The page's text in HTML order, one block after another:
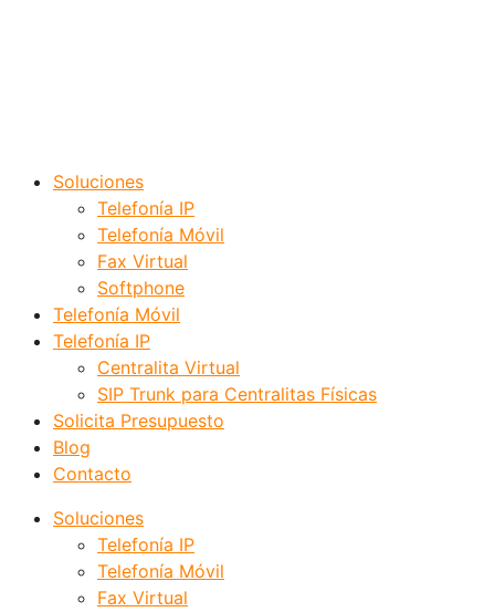
Soluciones
Telefonía IP
Telefonía Móvil
Fax Virtual
Softphone
Telefonía Móvil
Telefonía IP
Centralita Virtual
SIP Trunk para Centralitas Físicas
Solicita Presupuesto
Blog
Contacto
Soluciones
Telefonía IP
Telefonía Móvil
Fax Virtual